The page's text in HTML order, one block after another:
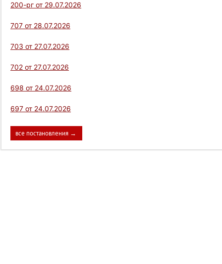
200-рг от 29.07.2026
707 от 28.07.2026
703 от 27.07.2026
702 от 27.07.2026
698 от 24.07.2026
697 от 24.07.2026
все постановления →